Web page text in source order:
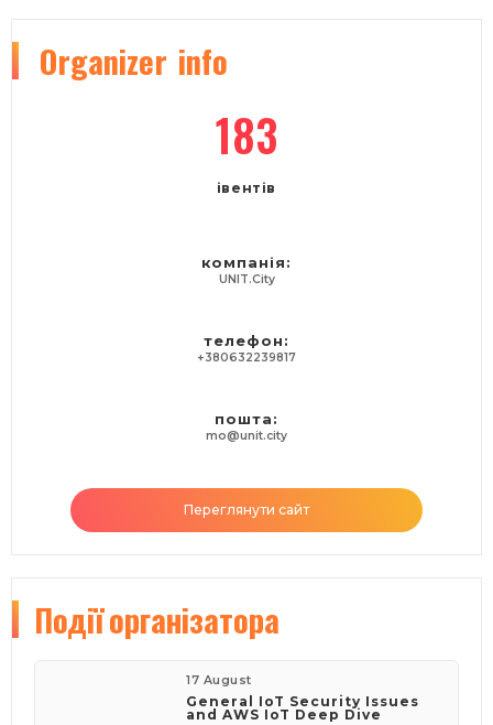
Organizer info
183
івентів
компанія:
UNIT.City
телефон:
+380632239817
пошта:
mo@unit.city
Переглянути сайт
Подіїорганізатора
17 August
General IoT Security Issues
and AWS IoT Deep Dive